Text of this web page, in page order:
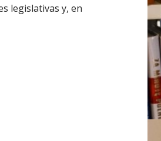
legislativas y, en